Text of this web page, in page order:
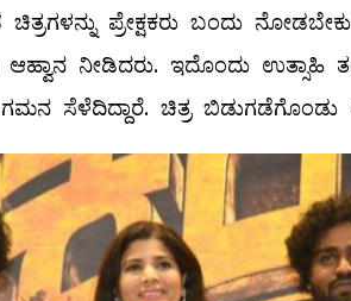
ಪ್ರೇಕ್ಷಕರು ಬಂದು
ನೀಡಿದರು. ಇದೊಂದು ಉತ್ಸಾಹಿ
ಸೆಳೆದಿದ್ದಾರೆ. ಚಿತ್ರ